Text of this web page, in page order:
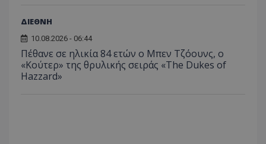
ΔΙΕΘΝΗ
10.08.2026 - 06:44
Πέθανε σε ηλικία 84 ετών ο Μπεν Τζόουνς, ο
«Κούτερ» της θρυλικής σειράς «The Dukes of
Hazzard»